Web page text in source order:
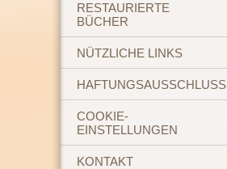
RESTAURIERTE
BÜCHER
NÜTZLICHE LINKS
HAFTUNGSAUSSCHLUSS
COOKIE-
EINSTELLUNGEN
KONTAKT